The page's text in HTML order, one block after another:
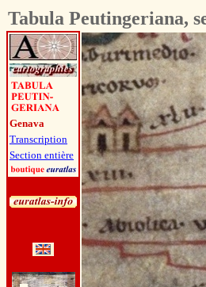
Tabula Peutingeriana,
Genava
Transcription
Section entière